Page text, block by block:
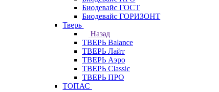
Биодевайс ГОСТ
Биодевайс ГОРИЗОНТ
Тверь
Назад
ТВЕРЬ Balance
ТВЕРЬ Лайт
ТВЕРЬ Аэро
ТВЕРЬ Classic
ТВЕРЬ ПРО
ТОПАС